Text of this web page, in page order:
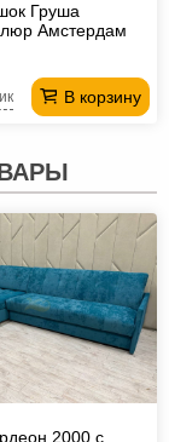
Груша
Амстердам
В корзину
2000 с